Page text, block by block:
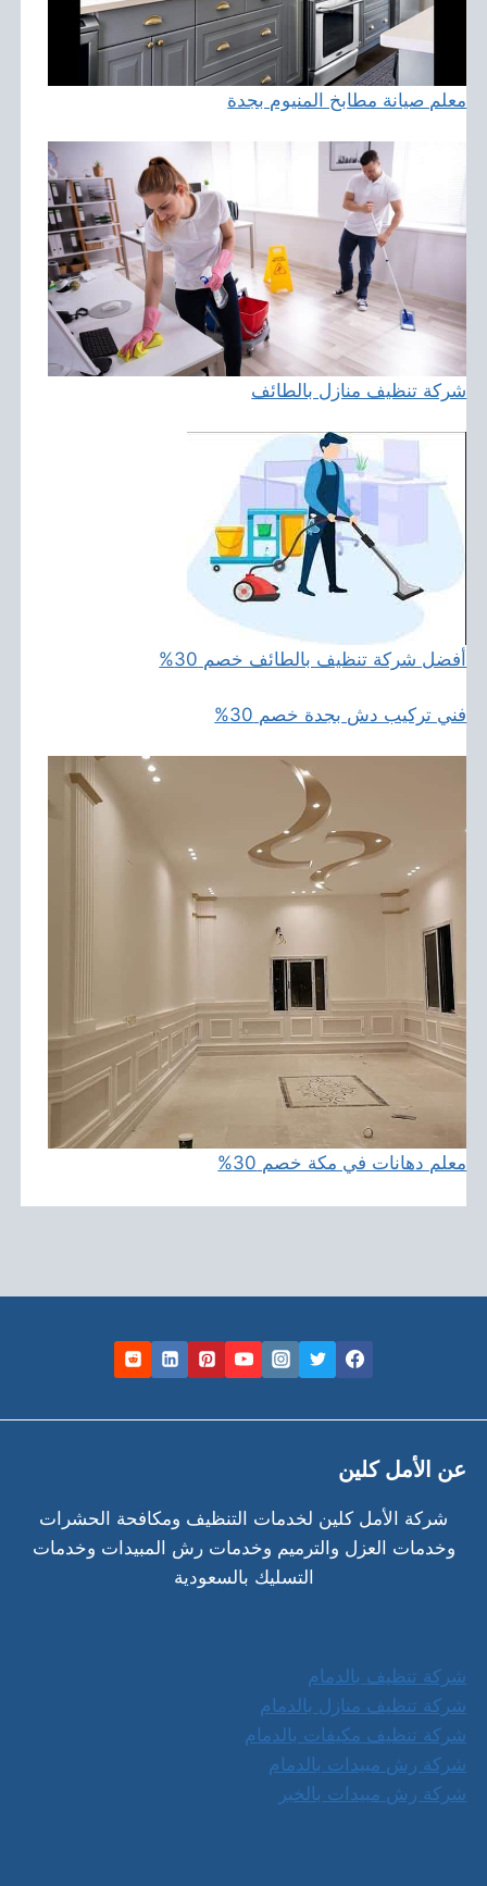
معلم صيانة مطابخ المنيوم بجدة
شركة تنظيف منازل بالطائف
أفضل شركة تنظيف بالطائف خصم 30%
فني تركيب دش بجدة خصم 30%
معلم دهانات في مكة خصم 30%
عن الأمل كلين
شركة الأمل كلين لخدمات التنظيف ومكافحة الحشرات
وخدمات العزل والترميم وخدمات رش المبيدات وخدمات
التسليك بالسعودية
شركة تنظيف بالدمام
شركة تنظيف منازل بالدمام
شركة تنظيف مكيفات بالدمام
شركة رش مبيدات بالدمام
شركة رش مبيدات بالخبر